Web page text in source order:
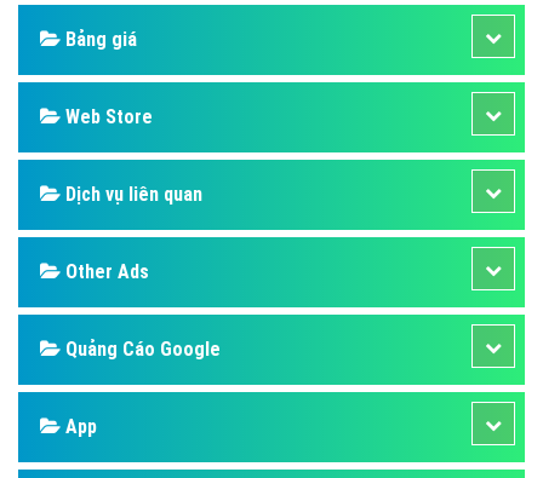
Bảng giá
Web Store
Dịch vụ liên quan
Other Ads
Quảng Cáo Google
App